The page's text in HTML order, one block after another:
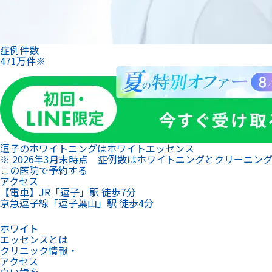
症例件数
471万件※
逗子のホワイトニングはホワイトエッセンス
※ 2026年3月末時点 症例数はホワイトニングとクリーニン
この医院で予約する
アクセス
【電車】JR「逗子」駅 徒歩7分
京急逗子線「逗子葉山」駅 徒歩4分
ホワイト
エッセンスとは
クリニック情報・
アクセス